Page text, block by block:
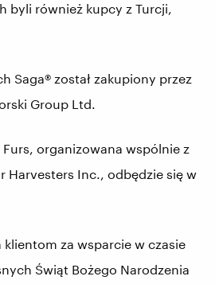
byli również kupcy z Turcji,
Saga® został zakupiony przez
Group Ltd.
organizowana wspólnie z
Harvesters Inc., odbędzie się w
za wsparcie w czasie
Świąt Bożego Narodzenia